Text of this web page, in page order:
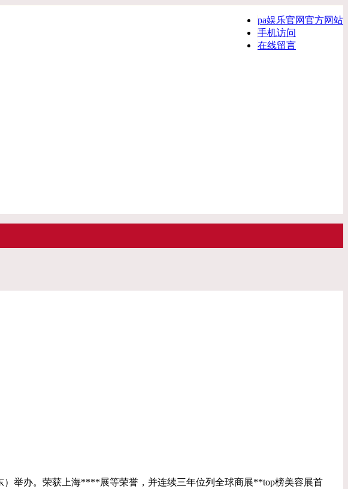
pa娱乐官网官方网站
手机访问
在线留言
）举办。荣获上海****展等荣誉，并连续三年位列全球商展**top榜美容展首